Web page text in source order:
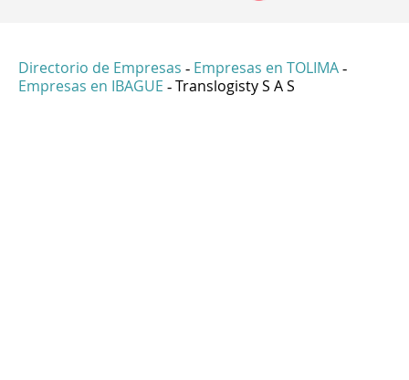
Directorio de Empresas - Empresas en TOLIMA -
Empresas en IBAGUE - Translogisty S A S